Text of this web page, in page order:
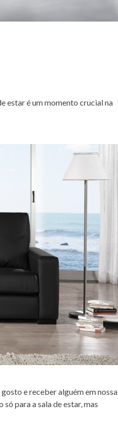
estar é um momento crucial na
e receber alguém em nossa
para a sala de estar, mas